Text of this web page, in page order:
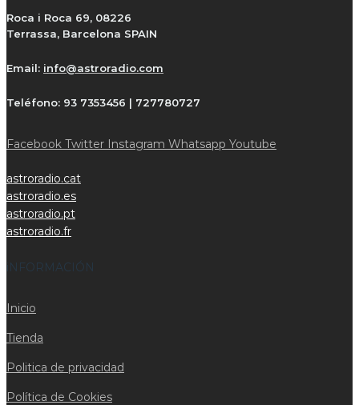
Roca i Roca 69, 08226
Terrassa, Barcelona SPAIN
Email: info@astroradio.com
Teléfono: 93 7353456 | 727780727
Facebook Twitter Instagram Whatsapp Youtube
astroradio.cat
astroradio.es
astroradio.pt
astroradio.fr
iNFORMACIÓN
Inicio
Tienda
Politica de privacidad
Política de Cookies